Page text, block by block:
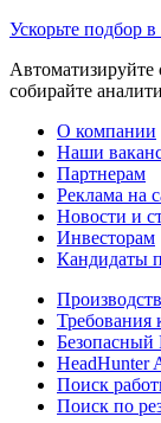
Ускорьте подбор
Автоматизируйте
собирайте
О компании
Наши
Партнерам
Реклама на
Новости и
Инвесторам
Кандидаты
Безопасный
HeadHunter
Поиск
Поиск по